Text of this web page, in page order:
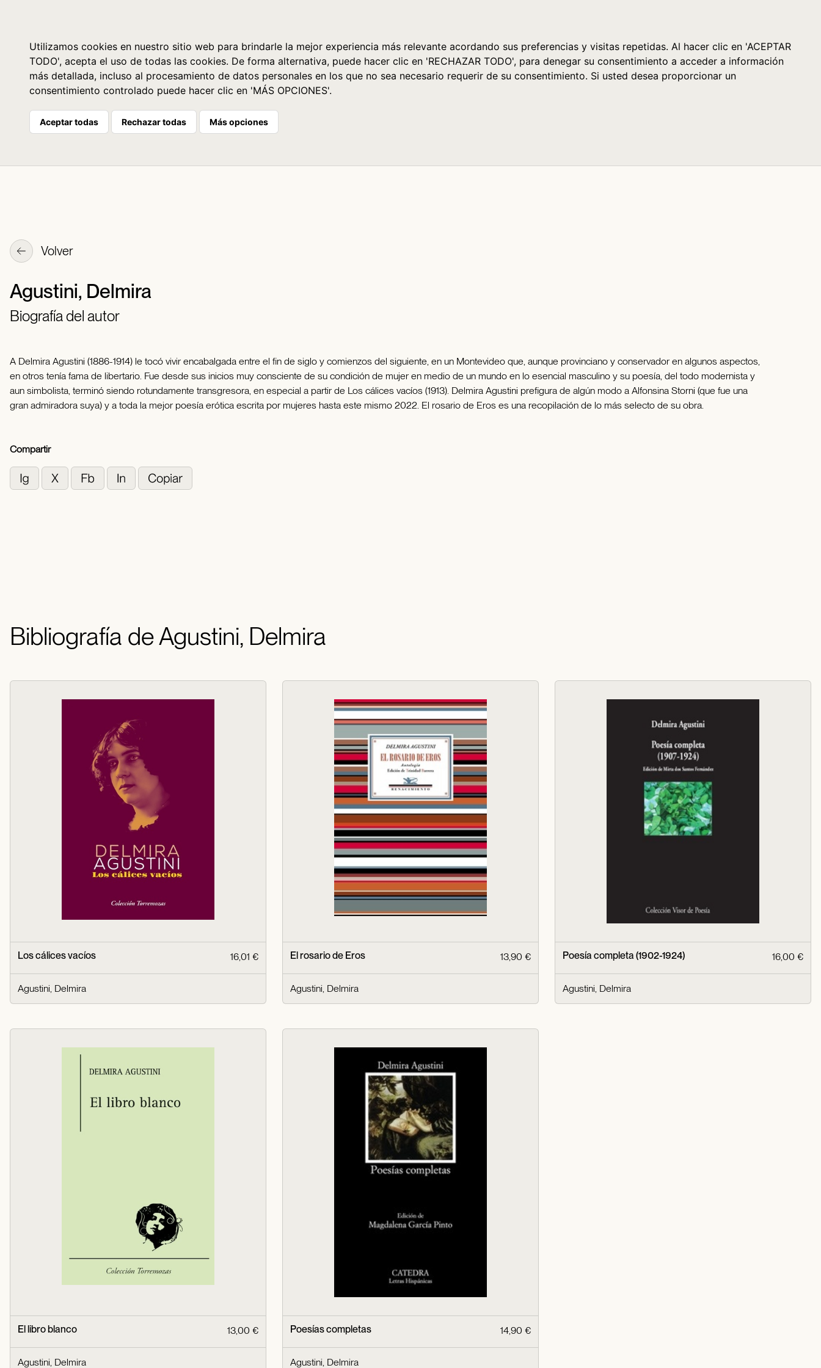
Utilizamos cookies en nuestro sitio web para brindarle la mejor experiencia más relevante acordando sus preferencias y visitas repetidas. Al hacer clic en 'ACEPTAR
TODO', acepta el uso de todas las cookies. De forma alternativa, puede hacer clic en 'RECHAZAR TODO', para denegar su consentimiento a acceder a información
más detallada, incluso al procesamiento de datos personales en los que no sea necesario requerir de su consentimiento. Si usted desea proporcionar un
consentimiento controlado puede hacer clic en 'MÁS OPCIONES'.
Aceptar todas Rechazar todas Más opciones
Volver
Agustini, Delmira
Biografía del autor
A Delmira Agustini (1886-1914) le tocó vivir encabalgada entre el fin de siglo y comienzos del siguiente, en un Montevideo que, aunque provinciano y conservador en algunos aspectos,
en otros tenía fama de libertario. Fue desde sus inicios muy consciente de su condición de mujer en medio de un mundo en lo esencial masculino y su poesía, del todo modernista y
aun simbolista, terminó siendo rotundamente transgresora, en especial a partir de Los cálices vacíos (1913). Delmira Agustini prefigura de algún modo a Alfonsina Storni (que fue una
gran admiradora suya) y a toda la mejor poesía erótica escrita por mujeres hasta este mismo 2022. El rosario de Eros es una recopilación de lo más selecto de su obra.
Compartir
Bibliografía de Agustini, Delmira
Los cálices vacíos 16,01 €
Agustini, Delmira
El rosario de Eros 13,90 €
Agustini, Delmira
Poesía completa (1902-1924) 16,00 €
Agustini, Delmira
El libro blanco 13,00 €
Agustini, Delmira
Poesías completas 14,90 €
Agustini, Delmira